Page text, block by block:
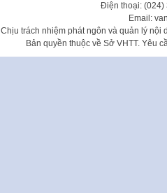
Điện thoại: (024)
Email:
Chịu trách nhiệm phát ngôn và quản lý nội
Bản quyền thuộc về Sở VHTT. Yêu